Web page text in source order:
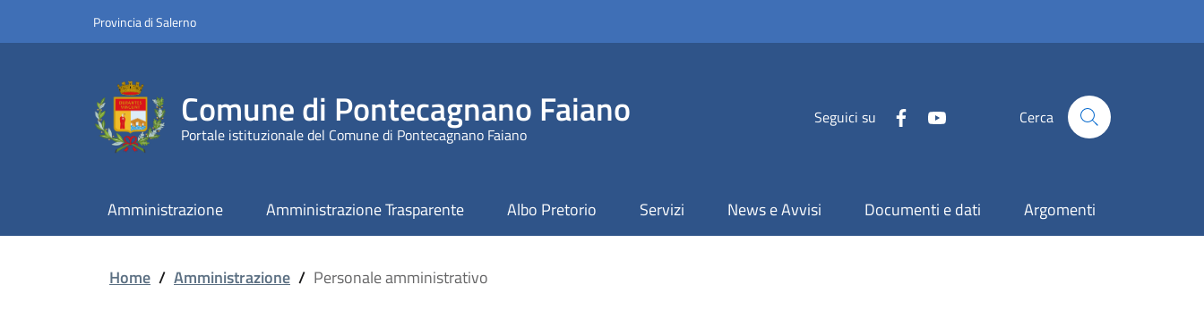
Provincia di Salerno
Comune di Pontecagnano Faiano
Portale istituzionale del Comune di Pontecagnano Faiano
Seguici su Cerca
Amministrazione Amministrazione Trasparente Albo Pretorio Servizi News e Avvisi Documenti e dati Argomenti
Home / Amministrazione / Personale amministrativo